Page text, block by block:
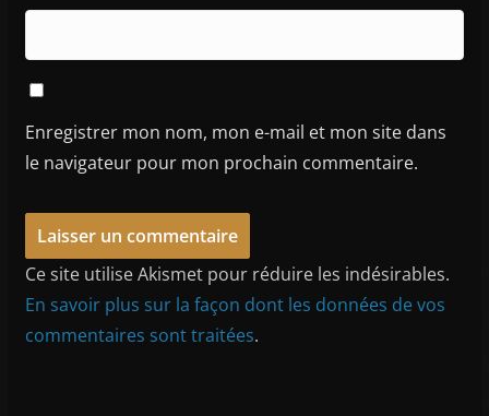
Enregistrer mon nom, mon e-mail et mon site dans
le navigateur pour mon prochain commentaire.
Ce site utilise Akismet pour réduire les indésirables.
En savoir plus sur la façon dont les données de vos
commentaires sont traitées.